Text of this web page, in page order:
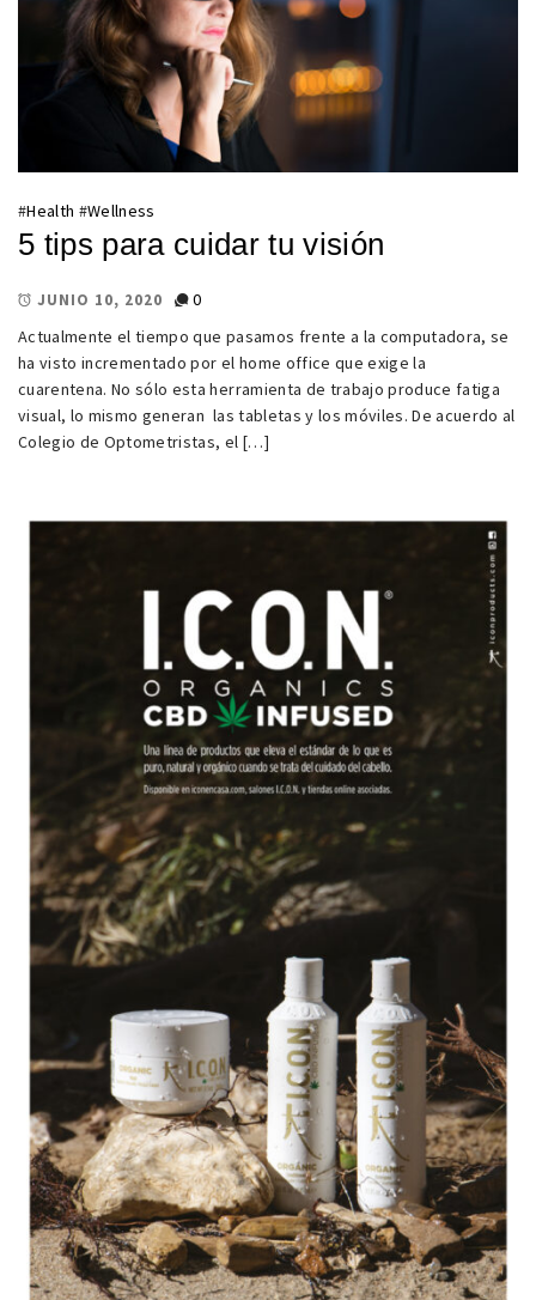
#Health #Wellness
5 tips para cuidar tu visión
JUNIO 10, 2020
0
Actualmente el tiempo que pasamos frente a la computadora, se
ha visto incrementado por el home office que exige la
cuarentena. No sólo esta herramienta de trabajo produce fatiga
visual, lo mismo generan las tabletas y los móviles. De acuerdo al
Colegio de Optometristas, el […]